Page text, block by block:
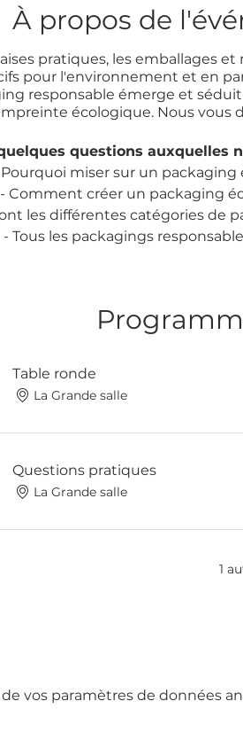
À propos de
pratiques, les emballages
pour l'environnement et en
responsable émerge et
écologique. Nous vous
questions auxquelles
miser sur un packaging
- Comment créer un packaging
les différentes catégories de
- Tous les packagings
Ressources sur le
du flux de produits emballés
Table ronde
La Grande salle
Questions pratiques
La Grande salle
1
vos paramètres de données